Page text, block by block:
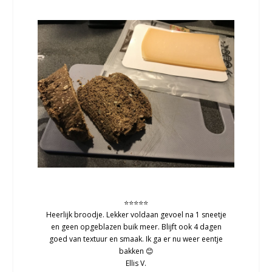
⭐⭐⭐⭐⭐
Heerlijk broodje. Lekker voldaan gevoel na 1 sneetje
en geen opgeblazen buik meer. Blijft ook 4 dagen
goed van textuur en smaak. Ik ga er nu weer eentje
bakken 😊
Ellis V.